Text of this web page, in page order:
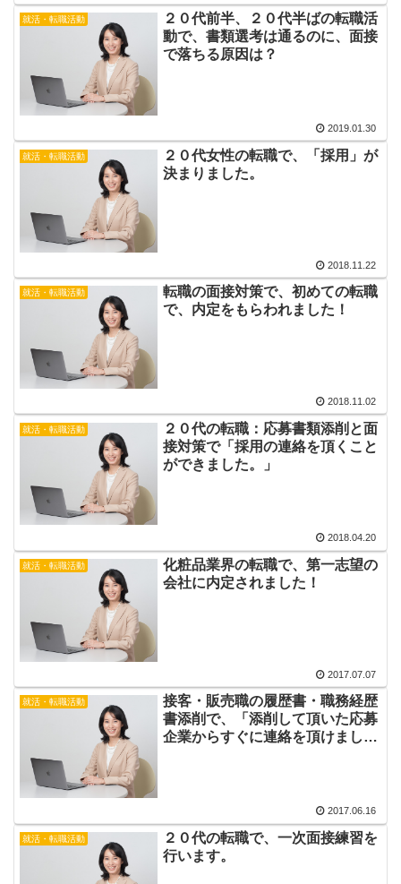
就活・転職活動
２０代前半、２０代半ばの転職活
動で、書類選考は通るのに、面接
で落ちる原因は？
2019.01.30
就活・転職活動
２０代女性の転職で、「採用」が
決まりました。
2018.11.22
就活・転職活動
転職の面接対策で、初めての転職
で、内定をもらわれました！
2018.11.02
就活・転職活動
２０代の転職：応募書類添削と面
接対策で「採用の連絡を頂くこと
ができました。」
2018.04.20
就活・転職活動
化粧品業界の転職で、第一志望の
会社に内定されました！
2017.07.07
就活・転職活動
接客・販売職の履歴書・職務経歴
書添削で、「添削して頂いた応募
企業からすぐに連絡を頂けまし
2017.06.16
就活・転職活動
２０代の転職で、一次面接練習を
行います。